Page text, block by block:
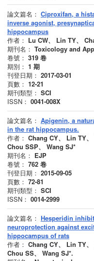
論文篇名： Ciproxifan, a
inverse agonist,
hippocampus
作者： Lu CW、 Lin TY、
期刊名： Toxicology and
卷號： 319 卷
期別： 1 期
刊登日期： 2017-03-01
頁數： 12-21
期刊類型： SCI
ISSN： 0041-008X
論文篇名： Apigenin, a
in the rat hippocampus.
作者： Chang CY、 Lin TY、
Chou SSP、 Wang SJ*
期刊名： EJP
卷號： 762 卷
刊登日期： 2015-09-05
頁數： 72-81
期刊類型： SCI
ISSN： 0014-2999
論文篇名： Hesperidin
neuroprotection against
hippocampus of rats
作者： Chang CY、 Lin TY、
Chou SS、 Wang SJ*.